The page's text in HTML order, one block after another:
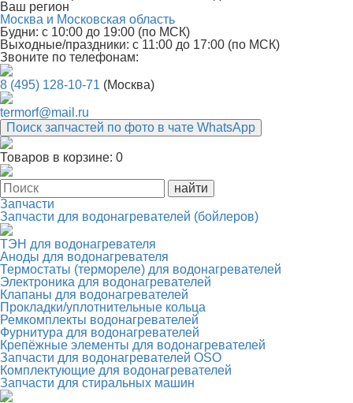
Ваш регион
Москва и Московская область
Будни: с 10:00 до 19:00 (по МСК)
Выходные/праздники: с 11:00 до 17:00 (по МСК)
Звоните по телефонам:
8 (495) 128-10-71 (Москва)
termorf@mail.ru
Поиск запчастей по фото в чате WhatsApp
Товаров в корзине: 0
Запчасти
Запчасти для водонагревателей (бойлеров)
ТЭН для водонагревателя
Аноды для водонагревателя
Термостаты (термореле) для водонагревателей
Электроника для водонагревателей
Клапаны для водонагревателей
Прокладки/уплотнительные кольца
Ремкомплекты водонагревателей
Фурнитура для водонагревателей
Крепёжные элементы для водонагревателей
Запчасти для водонагревателей OSO
Комплектующие для водонагревателей
Запчасти для стиральных машин